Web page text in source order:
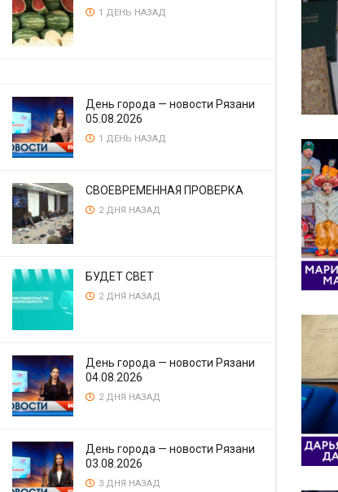
1 ДЕНЬ НАЗАД
День города — новости Рязани
05.08.2026
1 ДЕНЬ НАЗАД
СВОЕВРЕМЕННАЯ ПРОВЕРКА
2 ДНЯ НАЗАД
БУДЕТ СВЕТ
2 ДНЯ НАЗАД
День города — новости Рязани
04.08.2026
2 ДНЯ НАЗАД
День города — новости Рязани
03.08.2026
3 ДНЯ НАЗАД